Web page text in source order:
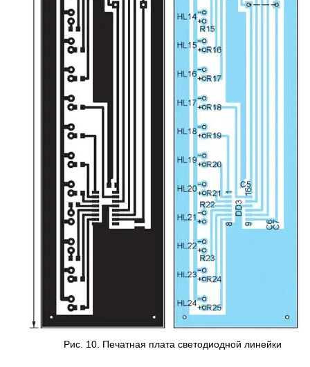
Рис. 10. Печатная плата светодиодной линейки